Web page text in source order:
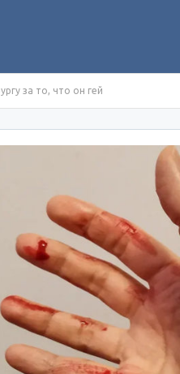
за то, что он гей